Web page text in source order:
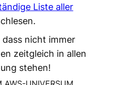
Liste aller
nicht immer
zeitgleich in allen
stehen!